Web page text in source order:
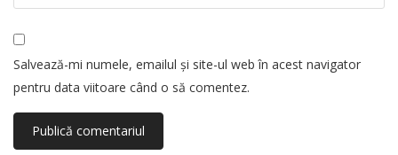
Salvează-mi numele, emailul și site-ul web în acest navigator
pentru data viitoare când o să comentez.